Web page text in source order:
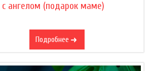
с ангелом (подарок маме)
Подробнее